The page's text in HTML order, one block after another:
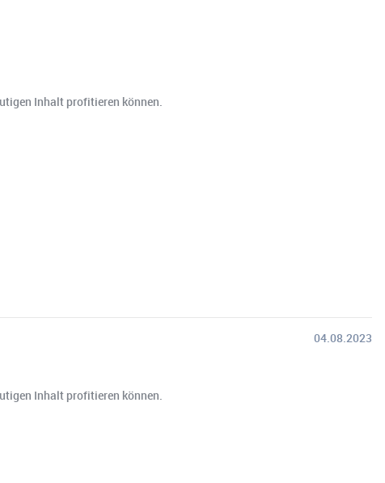
Inhalt profitieren können.
04.08.2023
Inhalt profitieren können.